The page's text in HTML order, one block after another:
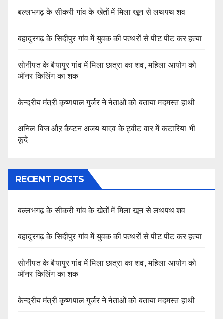
बल्लभगढ़ के सीकरी गांव के खेतों में मिला खून से लथपथ शव
बहादुरगढ़ के सिदीपुर गांव में युवक की पत्थरों से पीट पीट कर हत्या
सोनीपत के बैयापुर गांव में मिला छात्रा का शव, महिला आयोग को
ऑनर किलिंग का शक
केन्द्रीय मंत्री कृष्णपाल गुर्जर ने नेताओं को बताया मदमस्त हाथी
अनिल विज औऱ कैप्टन अजय यादव के ट्वीट वार में कटारिया भी
कूदे
RECENT POSTS
बल्लभगढ़ के सीकरी गांव के खेतों में मिला खून से लथपथ शव
बहादुरगढ़ के सिदीपुर गांव में युवक की पत्थरों से पीट पीट कर हत्या
सोनीपत के बैयापुर गांव में मिला छात्रा का शव, महिला आयोग को
ऑनर किलिंग का शक
केन्द्रीय मंत्री कृष्णपाल गुर्जर ने नेताओं को बताया मदमस्त हाथी